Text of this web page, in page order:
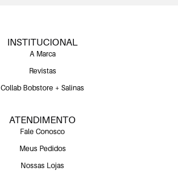
INSTITUCIONAL
A Marca
Revistas
Collab Bobstore + Salinas
ATENDIMENTO
Fale Conosco
Meus Pedidos
Nossas Lojas